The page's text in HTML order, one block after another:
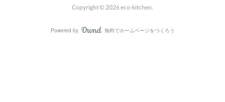
Copyright © 2026eco-kitchen.
Powered by AmebaOwnd
無料でホームページをつくろう